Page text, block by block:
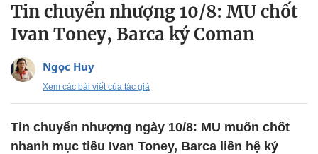
Tin chuyển nhượng 10/8: MU chốt
Ivan Toney, Barca ký Coman
Ngọc Huy
Xem các bài viết của tác giả
Tin chuyển nhượng ngày 10/8: MU muốn chốt
nhanh mục tiêu Ivan Toney, Barca liên hệ ký